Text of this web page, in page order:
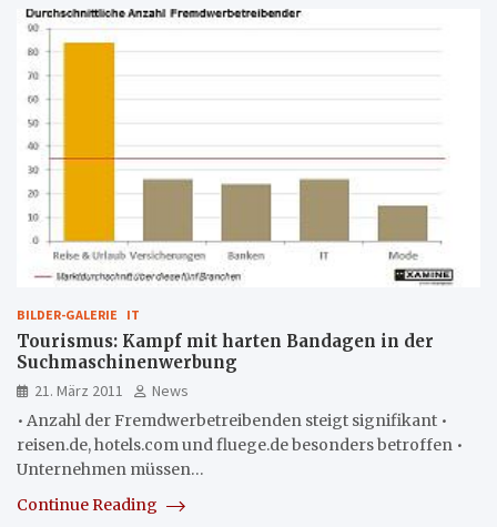
BILDER-GALERIE IT
Tourismus: Kampf mit harten Bandagen in der
Suchmaschinenwerbung
21. März 2011
News
• Anzahl der Fremdwerbetreibenden steigt signifikant •
reisen.de, hotels.com und fluege.de besonders betroffen •
Unternehmen müssen…
Continue Reading